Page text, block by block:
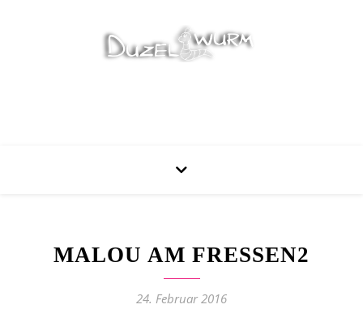
MALOU AM FRESSEN2
24. Februar 2016